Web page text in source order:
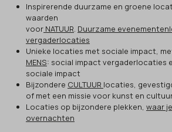
Inspirerende duurzame en groene
waarden
voor NATUUR. Duurzame
vergaderlocaties
Unieke locaties met sociale impact,
MENS: social impact vergaderlocaties
sociale impact
Bijzondere CULTUUR locaties,
of met een missie voor kunst en
Locaties op bijzondere plekken, waar
overnachten